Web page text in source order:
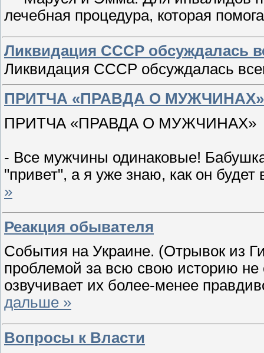
лечебная процедура, которая
Ликвидация СССР обсуждалась
Ликвидация СССР обсуждалась
ПРИТЧА «ПРАВДА О МУЖЧИНАХ»
ПРИТЧА «ПРАВДА О МУЖЧИНАХ»
- Все мужчины одинаковые!
"привет", а я уже знаю, как он
»
Реакция обывателя
События на Украине. (Отрывок из
проблемой за всю свою историю
озвучивает их более-менее
дальше »
Вопросы к Власти